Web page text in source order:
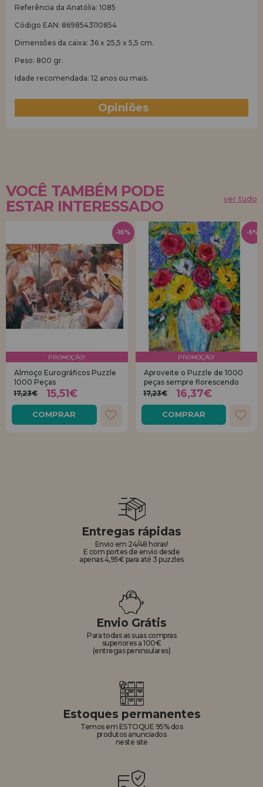
Referência da Anatólia: 1085
Código EAN: 8698543110854
Dimensões da caixa: 36 x 25,5 x 5,5 cm.
Peso: 800 gr.
Idade recomendada: 12 anos ou mais.
Opiniões
VOCÊ TAMBÉM PODE
ESTAR INTERESSADO
ver tudo
PROMOÇÃO!
Almoço Eurográficos Puzzle
1000 Peças
17,23€
15,51€
COMPRAR
-10%
PROMOÇÃO!
Aproveite o Puzzle de 1000
peças sempre florescendo
17,23€
16,37€
COMPRAR
-5%
Entregas rápidas
Envio em 24/48 horas!
E com portes de envio desde
apenas 4,95€ para até 3 puzzles
Envio Grátis
Para todas as suas compras
superiores a 100€
(entregas peninsulares)
Estoques permanentes
Temos em ESTOQUE 95% dos
produtos anunciados
neste site